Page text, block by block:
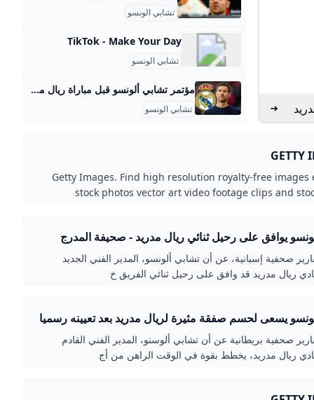
تشابي الونسو
TikTok - Make Your Day
تشابي الونسو
مؤتمر تشابي ألونسو قبل مباراة ريال مدريد ضد أوفييدو بالجولة 2 بالليجا - بالجول تشابي ألونسو : لستُ قلقاً بشأن أي شيء. أنا قلقٌ بشأن مستواي، وأدائنا. سنتمكن من التحسن والنمو كفريق أسبوعياً. آيه محمدمنذ 4 أيامآخر تحديث: 2025-08-23 كيف تري مباراة أوفييدو؟ أنا متأكد من أنها مباراة مميزة لأوفيدو وجماهيره، سنلعب الآن ومن المهم جداً لنا أيضاً أن نواصل التطور خارج أرضنا وأن نكون منافسين وأن نواصل تقديم أداء عالٍ أينما لعبنا، هذا هو الأسبوع الثالث منذ أن بدأنا، لكننا متحمسون لمباراة الغد.
تشابي الونسو
GETTY
Getty Images. Find high resolution royalty-free images
stock photos vector art video footage clips and
يوافق على رحيل ثنائي ريال مدريد - صحيفة المدرج
صحفية إسبانية، عن أن تشابي ألونسو، المدير الفني الجديد
ريال مدريد قد وافق على رحيل ثنائي الفريق خ
يسعى لحسم صفقة مثيرة لريال مدريد بعد تعيينه رسميا
صحفية بريطانية عن أن تشابي ألوسنو، المدير الفني القادم
ريال مدريد، يخطط بقوة في الوقت الراهن من أج